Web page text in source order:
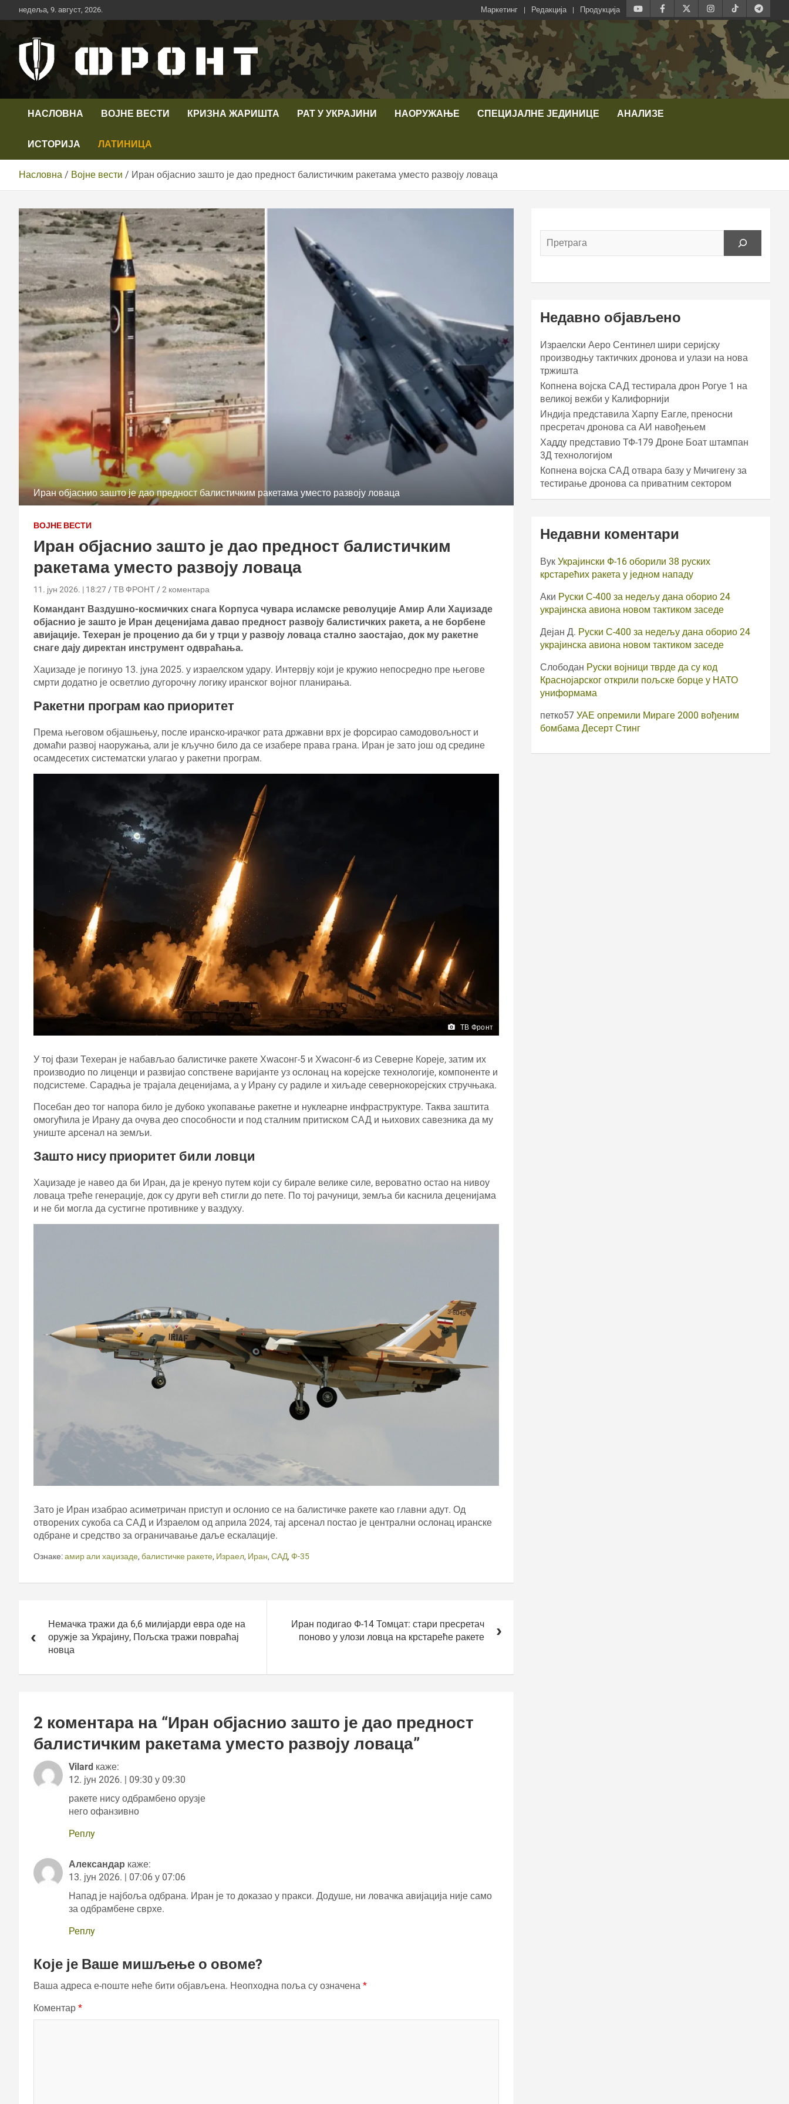
Скип
то
недеља, 9. август, 2026. Маркетинг Редакција Продукција
Телевизија ФРОНТ
НАСЛОВНА ВОЈНЕ ВЕСТИ КРИЗНА ЖАРИШТА РАТ У УКРАЈИНИ НАОРУЖАЊЕ СПЕЦИЈАЛНЕ ЈЕДИНИЦЕ АНАЛИЗЕ
ИСТОРИЈА ЛАТИНИЦА
Насловна Војне вести Иран објаснио зашто је дао предност балистичким ракетама уместо развоју ловаца
Иран објаснио зашто је дао предност балистичким ракетама уместо развоју ловаца
ВОЈНЕ ВЕСТИ
Иран објаснио зашто је дао предност балистичким
ракетама уместо развоју ловаца
11. јун 2026. | 18:27 ТВ ФРОНТ 2 коментара
Командант Ваздушно-космичких снага Корпуса чувара исламске револуције Амир Али Хаџизаде
објаснио је зашто је Иран деценијама давао предност развоју балистичких ракета, а не борбене
авијације. Техеран је проценио да би у трци у развоју ловаца стално заостајао, док му ракетне
снаге дају директан инструмент одвраћања.
Хаџизаде је погинуо 13. јуна 2025. у израелском удару. Интервју који је кружио непосредно пре његове
смрти додатно је осветлио дугорочну логику иранског војног планирања.
Ракетни програм као приоритет
Према његовом објашњењу, после иранско-ирачког рата државни врх је форсирао самодовољност и
домаћи развој наоружања, али је кључно било да се изабере права грана. Иран је зато још од средине
осамдесетих систематски улагао у ракетни програм.
ТВ Фронт
У тој фази Техеран је набављао балистичке ракете Хwасонг-5 и Хwасонг-6 из Северне Кореје, затим их
производио по лиценци и развијао сопствене варијанте уз ослонац на корејске технологије, компоненте и
подсистеме. Сарадња је трајала деценијама, а у Ирану су радиле и хиљаде севернокорејских стручњака.
Посебан део тог напора било је дубоко укопавање ракетне и нуклеарне инфраструктуре. Таква заштита
омогућила је Ирану да очува део способности и под сталним притиском САД и њихових савезника да му
униште арсенал на земљи.
Зашто нису приоритет били ловци
Хаџизаде је навео да би Иран, да је кренуо путем који су бирале велике силе, вероватно остао на нивоу
ловаца треће генерације, док су други већ стигли до пете. По тој рачуници, земља би каснила деценијама
и не би могла да сустигне противнике у ваздуху.
Зато је Иран изабрао асиметричан приступ и ослонио се на балистичке ракете као главни адут. Од
отворених сукоба са САД и Израелом од априла 2024, тај арсенал постао је централни ослонац иранске
одбране и средство за ограничавање даље ескалације.
Ознаке:амир али хаџизаде, балистичке ракете, Израел, Иран, САД, Ф-35
чланкаНемачка тражи да 6,6 милијарди евра оде на
оружје за Украјину, Пољска тражи повраћај
новца
Иран подигао Ф-14 Томцат: стари пресретач
поново у улози ловца на крстареће ракете
2 коментара на “Иран објаснио зашто је дао предност
балистичким ракетама уместо развоју ловаца”
Vilard каже:
12. јун 2026. | 09:30 у 09:30
ракете нису одбрамбено орузје
него офанзивно
Реплy
Александар каже:
13. јун 2026. | 07:06 у 07:06
Напад је најбоља одбрана. Иран је то доказао у пракси. Додуше, ни ловачка авијација није само
за одбрамбене сврхе.
Реплy
Које је Ваше мишљење о овоме?
Ваша адреса е-поште неће бити објављена. Неопходна поља су означена *
Коментар *
Недавно објављено
Израелски Аеро Сентинел шири серијску
производњу тактичких дронова и улази на нова
тржишта
Копнена војска САД тестирала дрон Рогуе 1 на
великој вежби у Калифорнији
Индија представила Харпy Еагле, преносни
пресретач дронова са АИ навођењем
Хаддy представио ТФ-179 Дроне Боат штампан
3Д технологијом
Копнена војска САД отвара базу у Мичигену за
тестирање дронова са приватним сектором
Недавни коментари
Вук Украјински Ф-16 оборили 38 руских
крстарећих ракета у једном нападу
Аки Руски С-400 за недељу дана оборио 24
украјинска авиона новом тактиком заседе
Дејан Д. Руски С-400 за недељу дана оборио 24
украјинска авиона новом тактиком заседе
Слободан Руски војници тврде да су код
Краснојарског открили пољске борце у НАТО
униформама
петко57 УАЕ опремили Мираге 2000 вођеним
бомбама Десерт Стинг